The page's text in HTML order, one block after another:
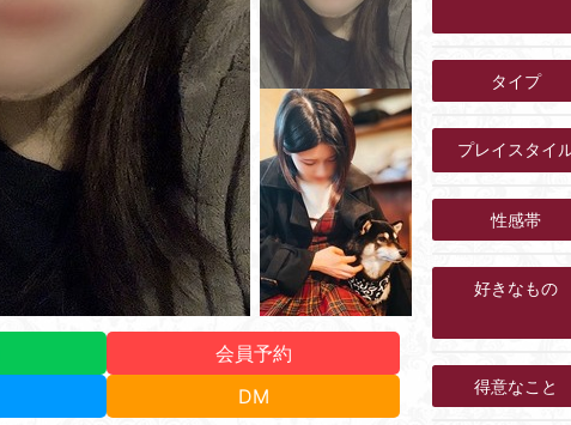
会員予約
DM
タイプ
プレイスタイ
性感帯
好きなもの
得意なこと